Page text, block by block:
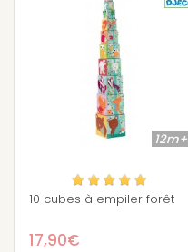
12m+
10 cubes à empiler forêt
17,90€